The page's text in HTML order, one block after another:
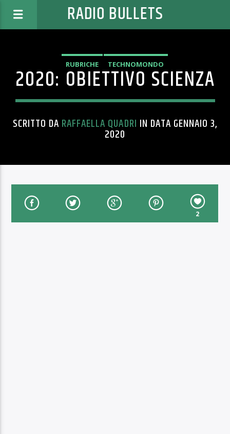
RADIO BULLETS
RUBRICHE TECHNOMONDO
2020: OBIETTIVO SCIENZA
SCRITTO DA RAFFAELLA QUADRI IN DATA GENNAIO 3,
2020
2